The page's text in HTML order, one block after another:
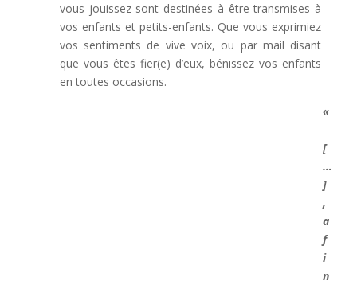
vous jouissez sont destinées à être transmises à
vos enfants et petits-enfants. Que vous exprimiez
vos sentiments de vive voix, ou par mail disant
que vous êtes fier(e) d’eux, bénissez vos enfants
en toutes occasions.
«
[
…
]
,
a
f
i
n